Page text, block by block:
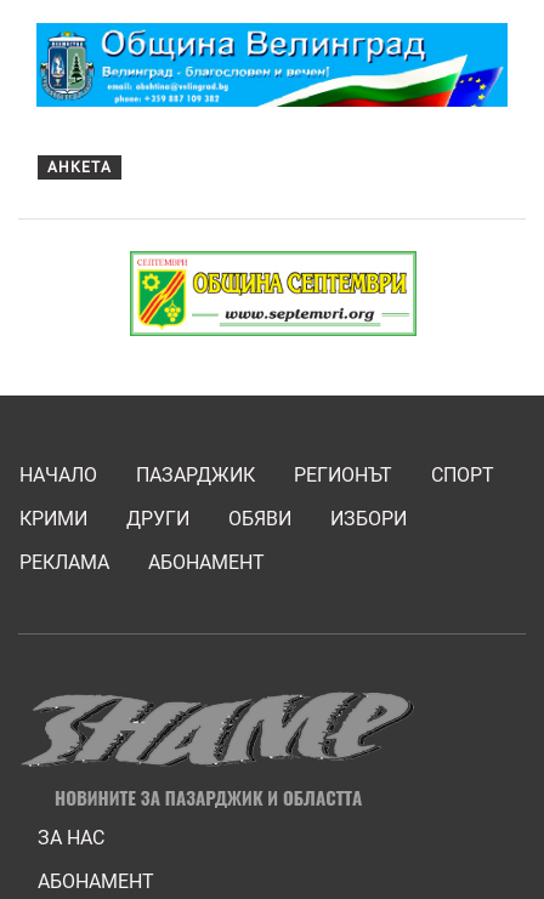
АНКЕТА
НАЧАЛО ПАЗАРДЖИК РЕГИОНЪТ
СПОРТ
КРИМИ
ДРУГИ ОБЯВИ
ИЗБОРИ
РЕКЛАМА
АБОНАМЕНТ
ЗА НАС
АБОНАМЕНТ